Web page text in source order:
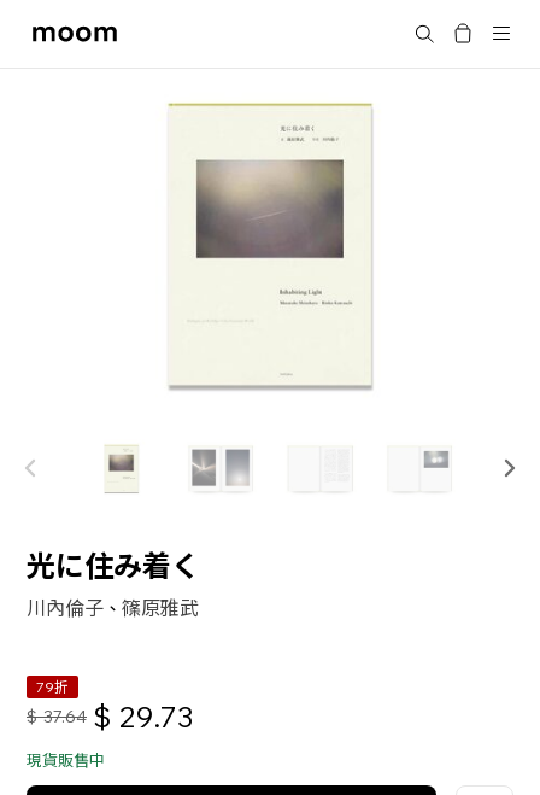
moom
搜尋
光に住み着く
川內倫子 、篠原雅武
79折
$ 37.64 $ 29.73
現貨販售中